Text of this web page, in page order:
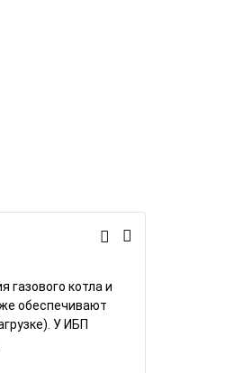
газового котла и
обеспечивают
У ИБП